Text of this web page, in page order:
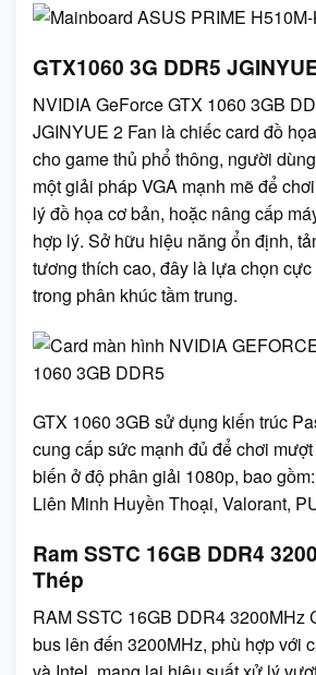
GTX1060 3G DDR5
NVIDIA GeForce GTX 1060 3GB
JGINYUE 2 Fan là chiếc card đồ
cho game thủ phổ thông, người
một giải pháp VGA mạnh mẽ để
lý đồ họa cơ bản, hoặc nâng cấp
hợp lý. Sở hữu hiệu năng ổn định,
tương thích cao, đây là lựa chọn
trong phân khúc tầm trung.
GTX 1060 3GB sử dụng kiến trúc
cung cấp sức mạnh đủ để chơi
biến ở độ phân giải 1080p, bao
Liên Minh Huyền Thoại, Valorant,
Ram SSTC 16GB DDR4
Thép
RAM SSTC 16GB DDR4 3200MHz
bus lên đến 3200MHz, phù hợp với